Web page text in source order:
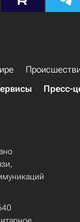
Пресс-